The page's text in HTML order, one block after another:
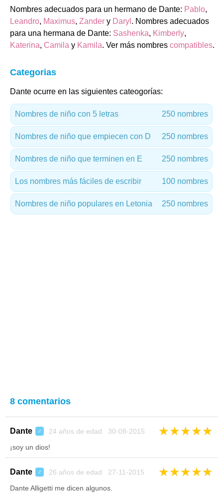
Nombres adecuados para un hermano de Dante: Pablo,
Leandro, Maximus, Zander y Daryl . Nombres adecuados
para una hermana de Dante: Sashenka, Kimberly,
Katerina, Camila y Kamila. Ver más nombres compatibles.
Categorias
Dante ocurre en las siguientes cateogorías:
Nombres de niño con 5 letras 250 nombres
Nombres de niño que empiecen con D 250 nombres
Nombres de niño que terminen en E 250 nombres
Los nombres más fáciles de escribir 100 nombres
Nombres de niño populares en Letonia 250 nombres
8 comentarios
Dante ♂ 24 años de edad 30-08-2015 ★★★★★
¡soy un dios!
Dante ♂ 26 años de edad 27-11-2015 ★★★★★
Dante Alligetti me dicen algunos.